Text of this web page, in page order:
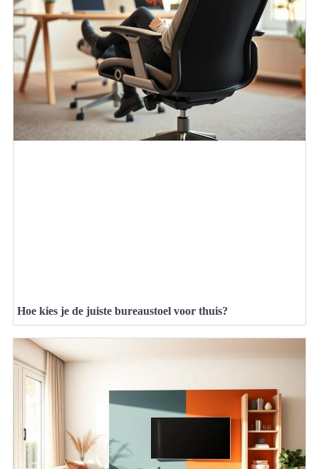
Hoe kies je de juiste bureaustoel voor thuis?